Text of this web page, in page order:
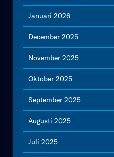
Januari 2026
December 2025
November 2025
Oktober 2025
September 2025
Augusti 2025
Juli 2025